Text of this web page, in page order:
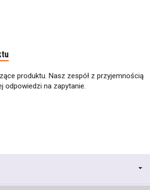
produktu. Nasz zespół z przyjemnością
odpowiedzi na zapytanie.